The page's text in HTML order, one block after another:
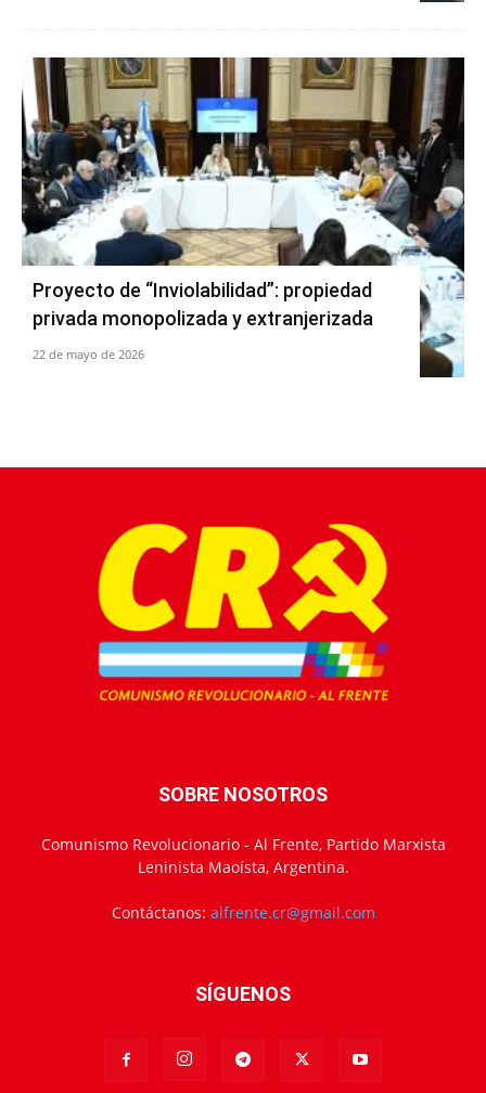
Proyecto de “Inviolabilidad”: propiedad
privada monopolizada y extranjerizada
22 de mayo de 2026
SOBRE NOSOTROS
Comunismo Revolucionario - Al Frente, Partido Marxista
Leninista Maoísta, Argentina.
Contáctanos: alfrente.cr@gmail.com
SÍGUENOS